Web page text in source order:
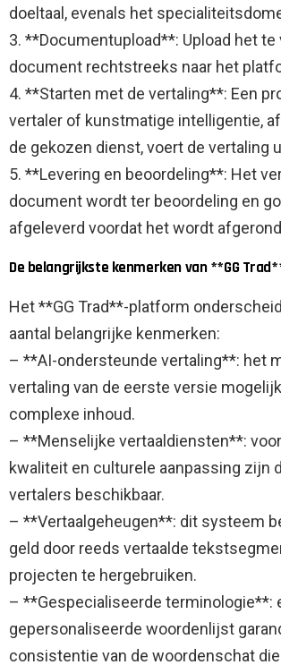
doeltaal, evenals het
3. **Documentupload**: Upload het te
document rechtstreeks naar het
4. **Starten met de vertaling**: Een
vertaler of kunstmatige intelligentie,
de gekozen dienst, voert de vertaling
5. **Levering en beoordeling**: Het
document wordt ter beoordeling en
afgeleverd voordat het wordt
De belangrijkste kenmerken van **GG
Het **GG Trad**-platform
aantal belangrijke kenmerken:
– **AI-ondersteunde vertaling**: het
vertaling van de eerste versie
complexe inhoud.
– **Menselijke vertaaldiensten**:
kwaliteit en culturele aanpassing zijn
vertalers beschikbaar.
– **Vertaalgeheugen**: dit systeem
geld door reeds vertaalde
projecten te hergebruiken.
– **Gespecialiseerde terminologie**:
gepersonaliseerde woordenlijst
consistentie van de woordenschat